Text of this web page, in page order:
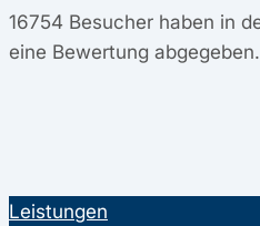
16754 Besucher haben in
eine Bewertung abgegeben.
Leistungen